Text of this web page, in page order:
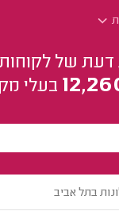
דעת של
בעלי
בתל אביב